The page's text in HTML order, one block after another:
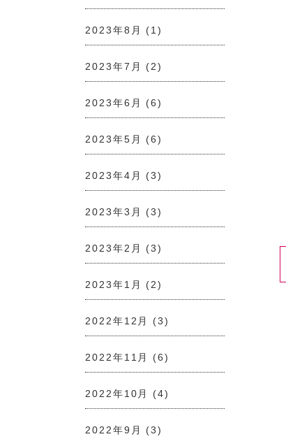
2023年8月 (1)
2023年7月 (2)
2023年6月 (6)
2023年5月 (6)
2023年4月 (3)
2023年3月 (3)
2023年2月 (3)
2023年1月 (2)
2022年12月 (3)
2022年11月 (6)
2022年10月 (4)
2022年9月 (3)